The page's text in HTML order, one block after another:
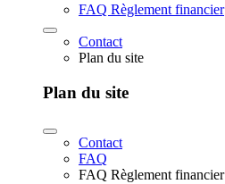
FAQ Règlement financier
Contact
Plan du site
Plan du site
Contact
FAQ
FAQ Règlement financier